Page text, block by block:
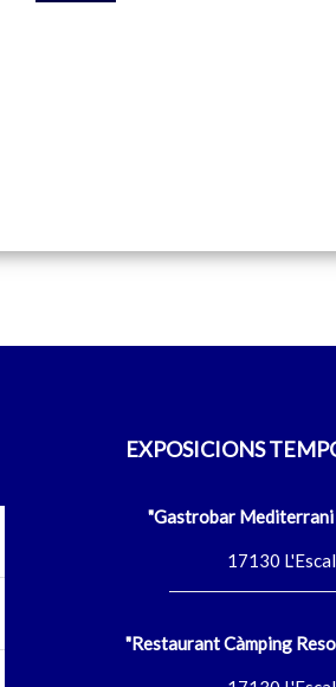
EXPOSICIONS
"Gastrobar Mediterrani
17130
"Restaurant Càmping